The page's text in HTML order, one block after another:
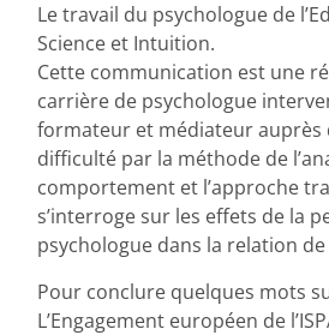
Le travail du psychologue de
Science et Intuition.
Cette communication est une
carrière de psychologue
formateur et médiateur auprès
difficulté par la méthode de
comportement et l’approche
s’interroge sur les effets de la
psychologue dans la relation
Pour conclure quelques mots
L’Engagement européen de